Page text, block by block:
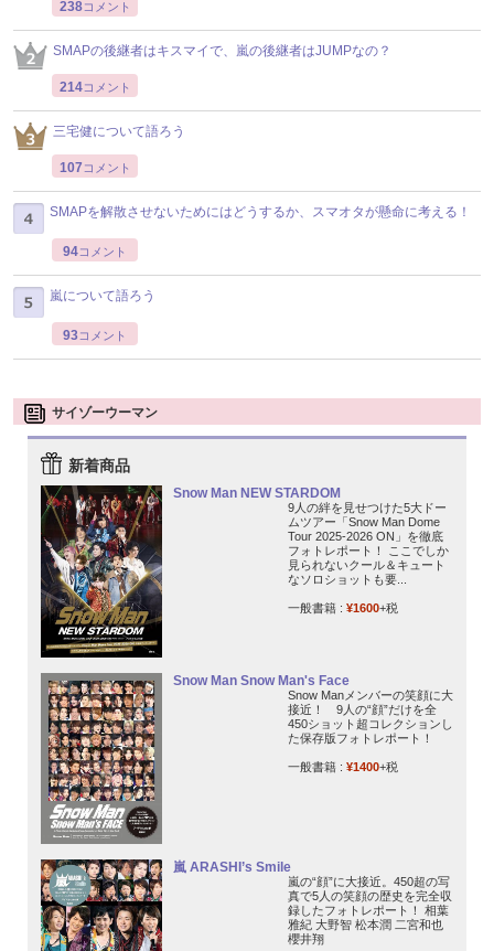
238コメント
SMAPの後継者はキスマイで、嵐の後継者はJUMPなの？
214コメント
三宅健について語ろう
107 コメント
SMAPを解散させないためにはどうするか、スマオタが懸命に考える！
94コメント
嵐について語ろう
93コメント
サイゾーウーマン
新着商品
Snow Man NEW STARDOM
9人の絆を見せつけた5大ドー
ムツアー「Snow Man Dome
Tour 2025-2026 ON」を徹底
フォトレポート！ ここでしか
見られないクール＆キュート
なソロショットも要...
一般書籍 : ¥1600+税
Snow Man Snow Man's Face
Snow Manメンバーの笑顔に大
接近！ 9人の“顔”だけを全
450ショット超コレクションし
た保存版フォトレポート！
一般書籍 : ¥1400+税
嵐 ARASHI’s Smile
嵐の“顔”に大接近。450超の写
真で5人の笑顔の歴史を完全収
録したフォトレポート！ 相葉
雅紀 大野智 松本潤 二宮和也
櫻井翔